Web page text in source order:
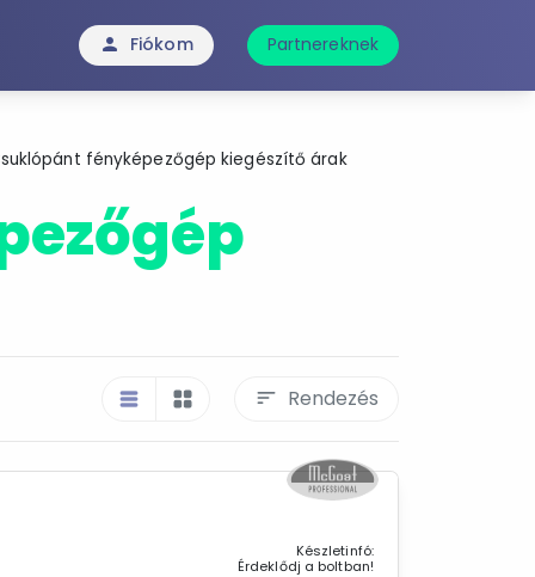
person Fiókom Partnereknek
fényképezőgép kiegészítő árak
table_rows grid_view sort Rendezés
Készletinfó:
Érdeklődj a boltban!